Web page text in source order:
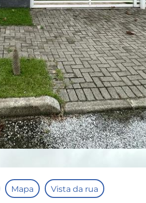
Mapa Vista da rua